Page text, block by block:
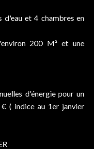
d'eau et 4 chambres en
200 M² et une
d'énergie pour un
( indice au 1er janvier